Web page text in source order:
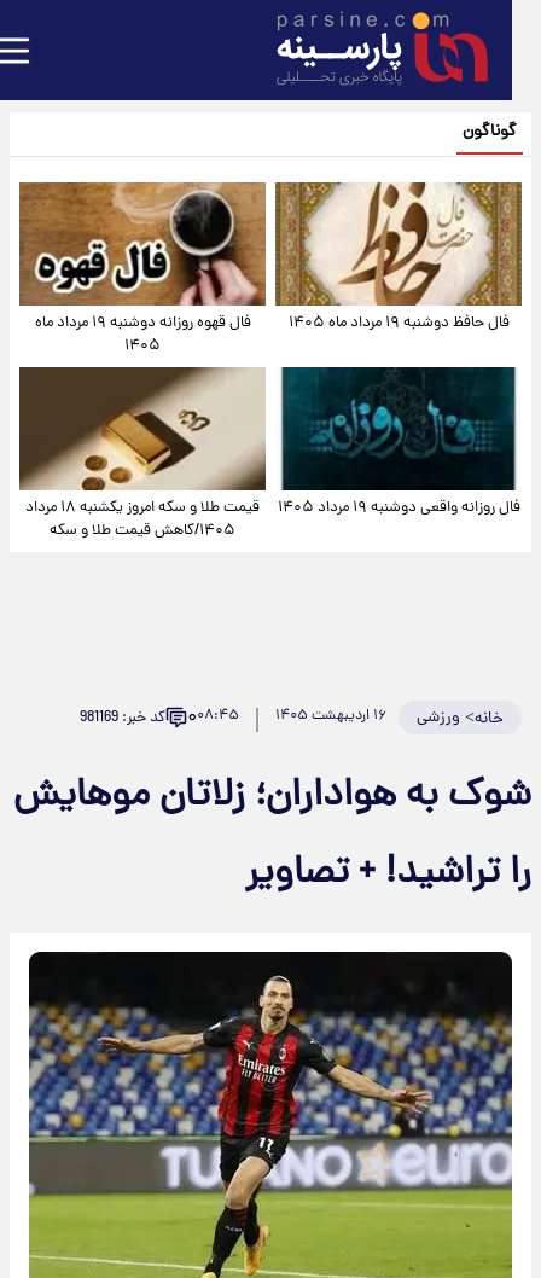
گوناگون
فال حافظ دوشنبه ۱۹ مرداد ماه ۱۴۰۵
فال قهوه روزانه دوشنبه ۱۹ مرداد ماه
۱۴۰۵
فال روزانه واقعی دوشنبه ۱۹ مرداد ۱۴۰۵
قیمت طلا و سکه امروز یکشنبه ۱۸ مرداد
۱۴۰۵/کاهش قیمت طلا و سکه
خانه>ورزشی ۰۸:۴۵۰ کد خبر: 981169
به هواداران؛ زلاتان موهایش
تراشید! + تصاویر